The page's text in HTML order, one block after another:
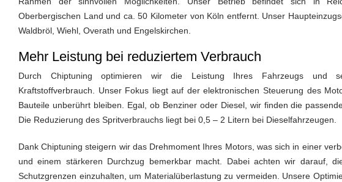
Oberbergischen Land und ca. 50 Kilometer von Köln entfernt. Unser
Waldbröl, Wiehl, Overath und Engelskirchen.
Mehr Leistung bei reduziertem Verbrauch
Durch Chiptuning optimieren wir die Leistung Ihres Fahrzeugs und
Kraftstoffverbrauch. Unser Fokus liegt auf der elektronischen Steuerung des
Bauteile unberührt bleiben. Egal, ob Benziner oder Diesel, wir finden die
Die Reduzierung des Spritverbrauchs liegt bei 0,5 – 2 Litern bei Dieselfahrzeugen.
Dank Chiptuning steigern wir das Drehmoment Ihres Motors, was sich in einer
und einem stärkeren Durchzug bemerkbar macht. Dabei achten wir darauf,
Schutzgrenzen einzuhalten, um Materialüberlastung zu vermeiden. Unsere